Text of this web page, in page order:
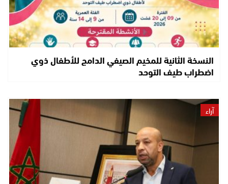
النسخة الثانية للمخيم الصيفي الدامج للأطفال ذوي
اضطراب طيف التوحد
آراء